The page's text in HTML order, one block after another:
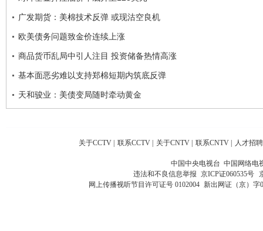
广发期货：美棉技术反弹 或现沽空良机
欧美债务问题致金价连续上涨
商品货币乱局中引人注目 投资储备热情高涨
基本面恶劣难以支持郑棉短期内筑底反弹
天和骏业：美债变局随时牵动黄金
关于CCTV | 联系CCTV | 关于CNTV | 联系CNTV | 人才招聘
中国中央电视台 中国网络电
违法和不良信息举报 京ICP证060535号
网上传播视听节目许可证号 0102004 新出网证（京）